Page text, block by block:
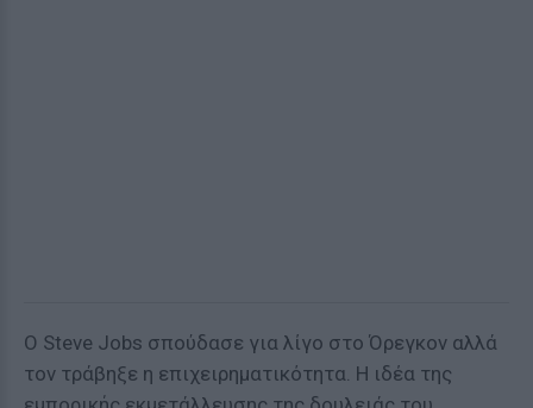
Ο Steve Jobs σπούδασε για λίγο στο Όρεγκον αλλά
τον τράβηξε η επιχειρηματικότητα. Η ιδέα της